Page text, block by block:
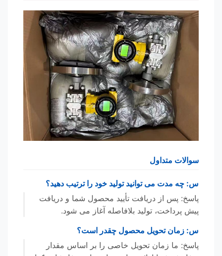
سوالات متداول
س: چه مدت می توانید تولید خود را ترتیب دهید؟
پاسخ: پس از دریافت تأیید محصول شما و دریافت
پیش پرداخت، تولید بلافاصله آغاز می شود.
س: زمان تحویل محصول چقدر است؟
پاسخ: ما زمان تحویل خاصی را بر اساس مقدار